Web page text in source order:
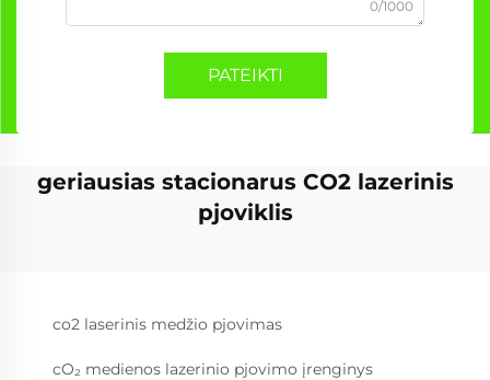
0/1000
PATEIKTI
geriausias stacionarus CO2 lazerinis
pjoviklis
co2 laserinis medžio pjovimas
cO₂ medienos lazerinio pjovimo įrenginys